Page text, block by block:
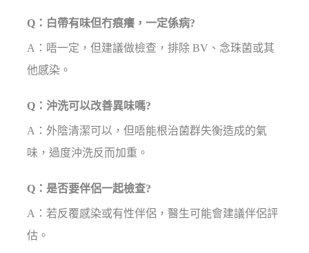
Q：白帶有味但冇痕癢，一定係病?
A：唔一定，但建議做檢查，排除 BV、念珠菌或其
他感染。
Q：沖洗可以改善異味嗎?
A：外陰清潔可以，但唔能根治菌群失衡造成的氣
味，過度沖洗反而加重。
Q：是否要伴侶一起檢查?
A：若反覆感染或有性伴侶，醫生可能會建議伴侶評
估。